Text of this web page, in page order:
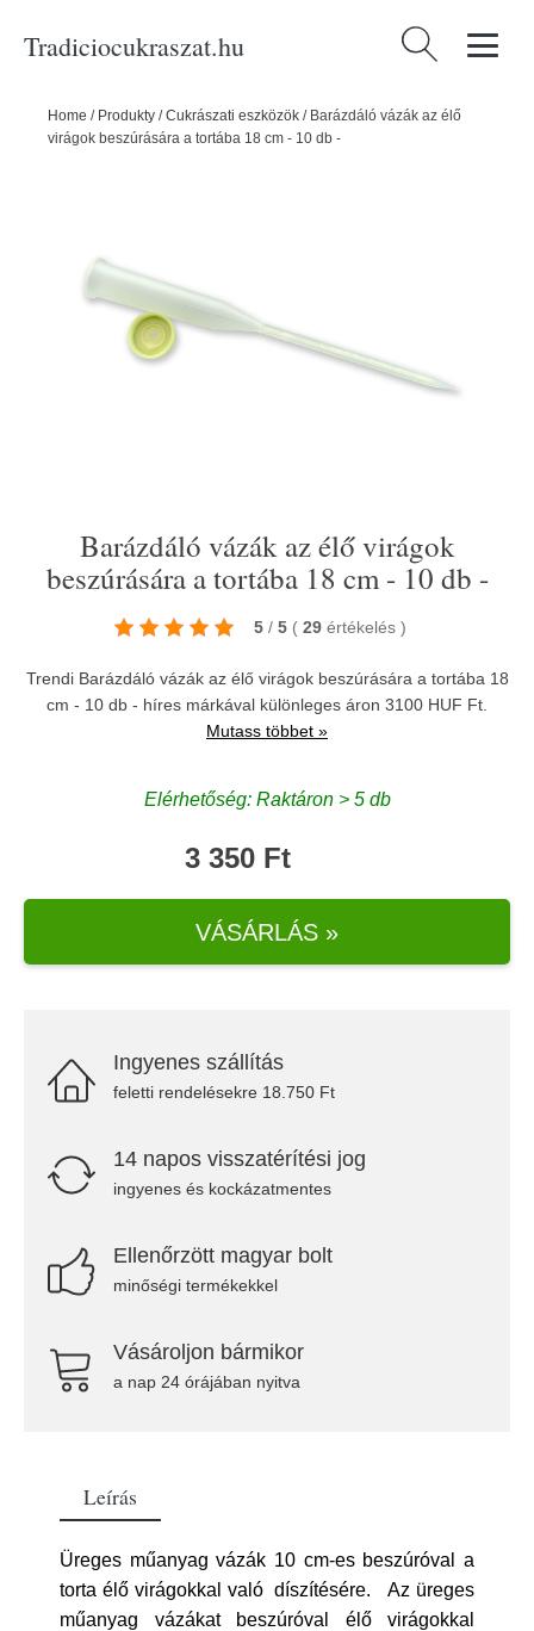
Tradiciocukraszat.hu Keresés:
Home / Produkty /Cukrászati eszközök / Barázdáló vázák az élő
virágok beszúrására a tortába 18 cm - 10 db -
Barázdáló vázák az élő virágok
beszúrására a tortába 18 cm - 10 db -
5 / 5 ( 29 értékelés )
Trendi Barázdáló vázák az élő virágok beszúrására a tortába 18
cm - 10 db - híres márkával különleges áron 3100 HUF Ft.
Mutass többet »
Elérhetőség: Raktáron > 5 db
3 350 Ft
VÁSÁRLÁS »
Ingyenes szállítás
feletti rendelésekre 18.750 Ft
14 napos visszatérítési jog
ingyenes és kockázatmentes
Ellenőrzött magyar bolt
minőségi termékekkel
Vásároljon bármikor
a nap 24 órájában nyitva
Leírás
Üreges műanyag vázák 10 cm-es beszúróval a
torta élő virágokkal való díszítésére. Az üreges
műanyag vázákat beszúróval élő virágokkal